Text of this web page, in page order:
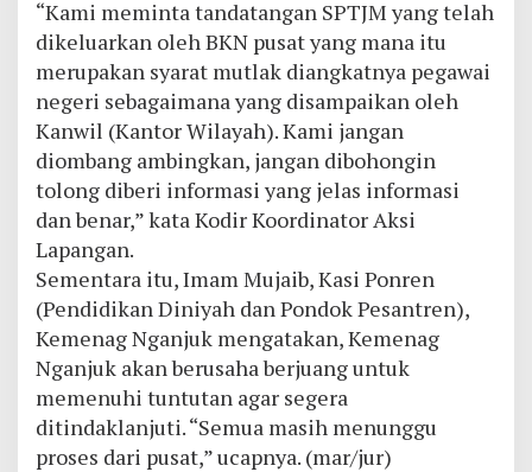
“Kami meminta tandatangan SPTJM yang telah
dikeluarkan oleh BKN pusat yang mana itu
merupakan syarat mutlak diangkatnya pegawai
negeri sebagaimana yang disampaikan oleh
Kanwil (Kantor Wilayah). Kami jangan
diombang ambingkan, jangan dibohongin
tolong diberi informasi yang jelas informasi
dan benar,” kata Kodir Koordinator Aksi
Lapangan.
Sementara itu, Imam Mujaib, Kasi Ponren
(Pendidikan Diniyah dan Pondok Pesantren),
Kemenag Nganjuk mengatakan, Kemenag
Nganjuk akan berusaha berjuang untuk
memenuhi tuntutan agar segera
ditindaklanjuti. “Semua masih menunggu
proses dari pusat,” ucapnya. (mar/jur)